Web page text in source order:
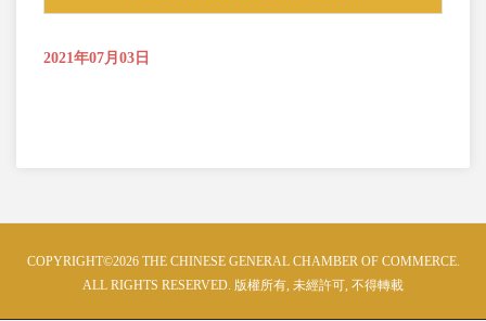
2021年07月03日
COPYRIGHT©2026 THE CHINESE GENERAL CHAMBER OF COMMERCE.
ALL RIGHTS RESERVED. 版權所有, 未經許可, 不得轉載